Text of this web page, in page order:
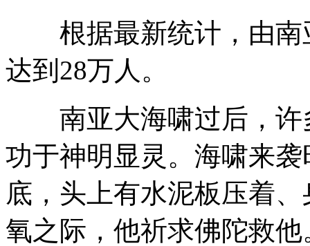
根据最新统计，由南
达到28万人。
南亚大海啸过后，许
功于神明显灵。海啸来
底，头上有水泥板压着
氧之际，他祈求佛陀救